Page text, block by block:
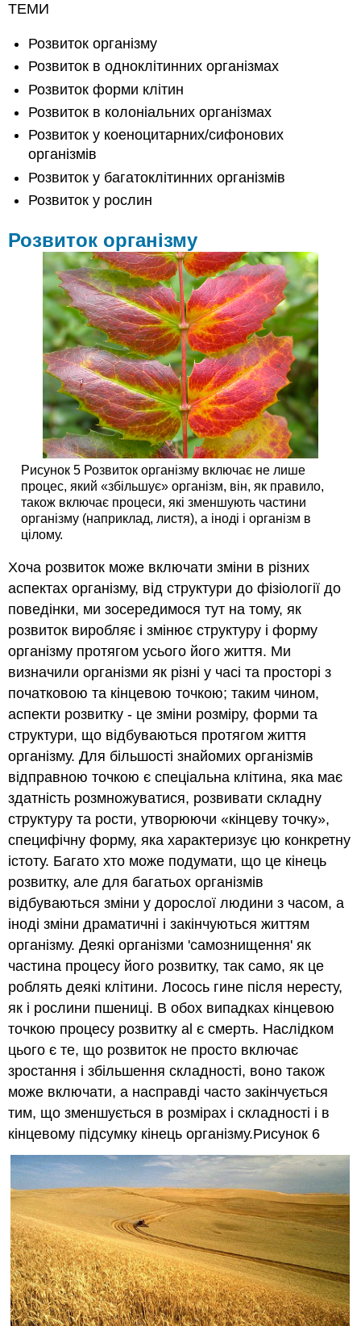
ТЕМИ
Розвиток організму
Розвиток в одноклітинних організмах
Розвиток форми клітин
Розвиток в колоніальних організмах
Розвиток у коеноцитарних/сифонових
організмів
Розвиток у багатоклітинних організмів
Розвиток у рослин
Розвиток організму
Рисунок 5 Розвиток організму включає не лише
процес, який «збільшує» організм, він, як правило,
також включає процеси, які зменшують частини
організму (наприклад, листя), а іноді і організм в
цілому.
Хоча розвиток може включати зміни в різних
аспектах організму, від структури до фізіології до
поведінки, ми зосередимося тут на тому, як
розвиток виробляє і змінює структуру і форму
організму протягом усього його життя. Ми
визначили організми як різні у часі та просторі з
початковою та кінцевою точкою; таким чином,
аспекти розвитку - це зміни розміру, форми та
структури, що відбуваються протягом життя
організму. Для більшості знайомих організмів
відправною точкою є спеціальна клітина, яка має
здатність розмножуватися, розвивати складну
структуру та рости, утворюючи «кінцеву точку»,
специфічну форму, яка характеризує цю конкретну
істоту. Багато хто може подумати, що це кінець
розвитку, але для багатьох організмів
відбуваються зміни у дорослої людини з часом, а
іноді зміни драматичні і закінчуються життям
організму. Деякі організми 'самознищення' як
частина процесу його розвитку, так само, як це
роблять деякі клітини. Лосось гине після нересту,
як і рослини пшениці. В обох випадках кінцевою
точкою процесу розвитку al є смерть. Наслідком
цього є те, що розвиток не просто включає
зростання і збільшення складності, воно також
може включати, а насправді часто закінчується
тим, що зменшується в розмірах і складності і в
кінцевому підсумку кінець організму.Рисунок 6